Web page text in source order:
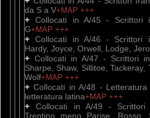
da S a V+MAP +++
+Collocati in A/45 - Scrittori
G+MAP +++
+Collocati in A/46 - Scrittori
Hardy, Joyce, Orwell, Lodge,
+ Collocati in A/47 - Scrittori
Sharpe, Shaw, Sillitoe, Tackeray,
Wolf+MAP +++
+Collocati in A/48 -
letteratura latina+MAP +++
+Collocati in A/49 - Scrittori
Trentino meno Parise, Rosso,